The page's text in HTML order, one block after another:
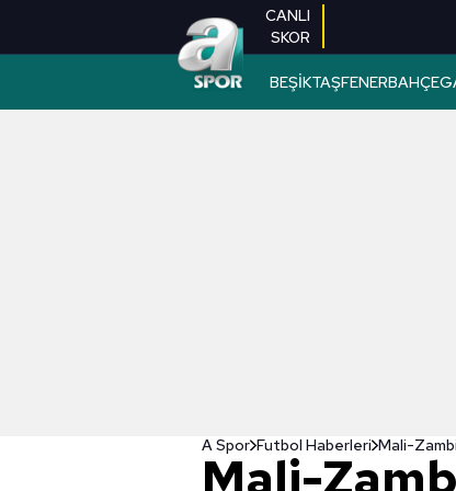
CANLI
SKOR
BEŞİKTAŞFENERBAHÇE
A Spor Futbol Haberleri Mali-
Mali-